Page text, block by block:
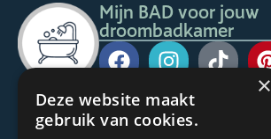
Mijn BAD voor jouw
droombadkamer
Voor de consument
×
Deze website maakt
gebruik van cookies.